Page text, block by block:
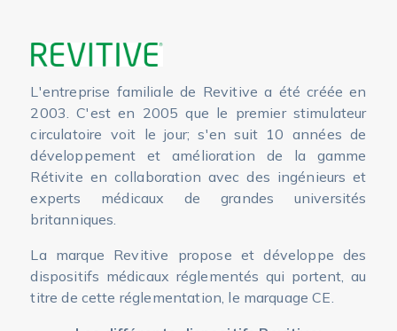
L'entreprise familiale de Revitive a été créée en
2003. C'est en 2005 que le premier stimulateur
circulatoire voit le jour; s'en suit 10 années de
développement et amélioration de la gamme
Rétivite en collaboration avec des ingénieurs et
experts médicaux de grandes universités
britanniques.
La marque Revitive propose et développe des
dispositifs médicaux réglementés qui portent, au
titre de cette réglementation, le marquage CE.